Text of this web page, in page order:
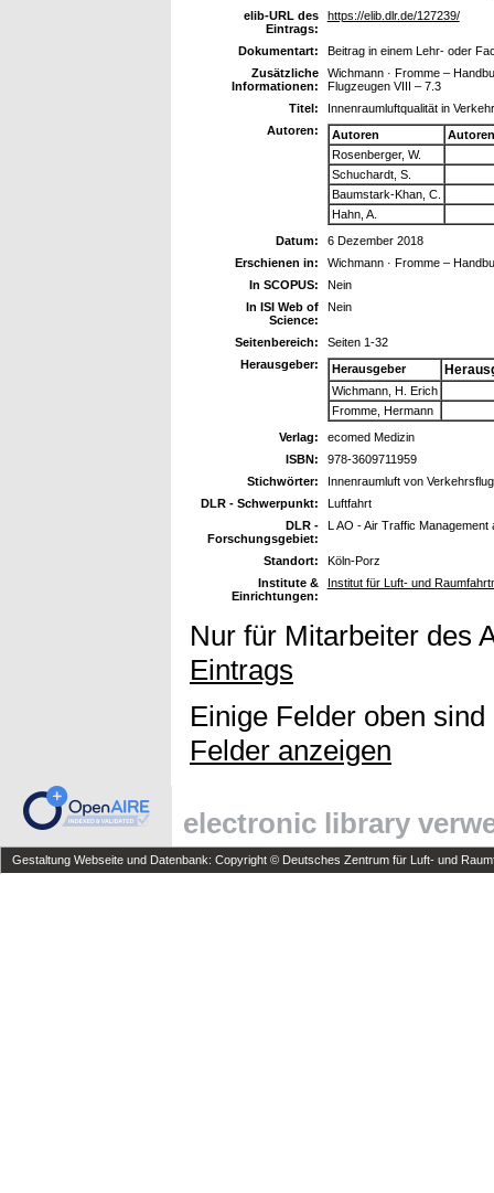
elib-URL des
Eintrags:
https://elib.dlr.de/127239/
Dokumentart:
Beitrag in einem Lehr- oder
Zusätzliche
Informationen:
Wichmann · Fromme –
Flugzeugen VIII – 7.3
Titel:
Innenraumluftqualität in
Autoren:
Autoren
Rosenberger, W.
Schuchardt, S.
Baumstark-Khan, C.
Hahn, A.
Datum:
6 Dezember 2018
Erschienen in:
Wichmann · Fromme –
In SCOPUS:
Nein
In ISI Web of
Science:
Nein
Seitenbereich:
Seiten 1-32
Herausgeber:
Herausgeber
Wichmann, H. Erich
Fromme, Hermann
Verlag:
ecomed Medizin
ISBN:
978-3609711959
Stichwörter:
Innenraumluft von
DLR - Schwerpunkt:
Luftfahrt
DLR -
Forschungsgebiet:
L AO - Air Traffic Management
Standort:
Köln-Porz
Institute &
Einrichtungen:
Institut für Luft- und
Nur für Mitarbeiter des
Eintrags
Einige Felder oben
Felder anzeigen
electronic library
Gestaltung Webseite und Datenbank: Copyright © Deutsches Zentrum für Luft- und